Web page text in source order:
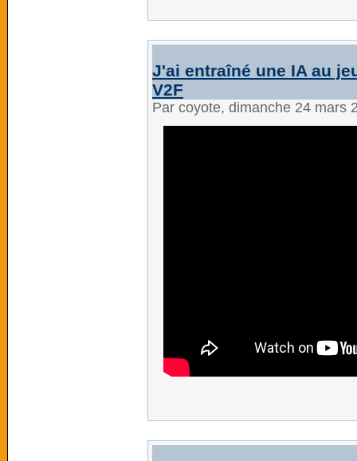
J'ai entraîné une IA au
V2F
Par coyote, dimanche 24 mars